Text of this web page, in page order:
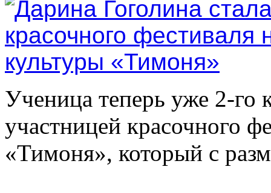
Ученица теперь уже 2-го
участницей красочного
«Тимоня», который с